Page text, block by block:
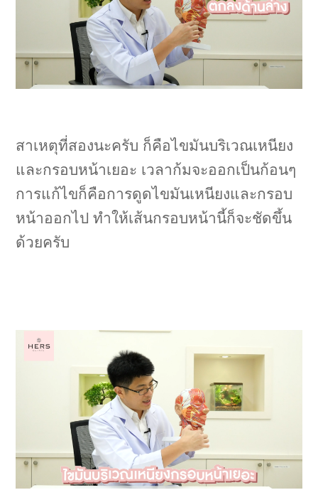
สาเหตุที่สองนะครับ ก็คือไขมันบริเวณเหนียง
และกรอบหน้าเยอะ เวลาก้มจะออกเป็นก้อนๆ
การแก้ไขก็คือการดูดไขมันเหนียงและกรอบ
หน้าออกไป ทำให้เส้นกรอบหน้านี้ก็จะชัดขึ้น
ด้วยครับ